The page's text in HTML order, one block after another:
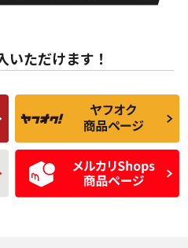
んどない中古品
C
られるが、使用に問
題のない中古品
D
残り溝も少なく、偏
磨耗がみられ、短期
間使用できるくらい
の中古品
いただけます！